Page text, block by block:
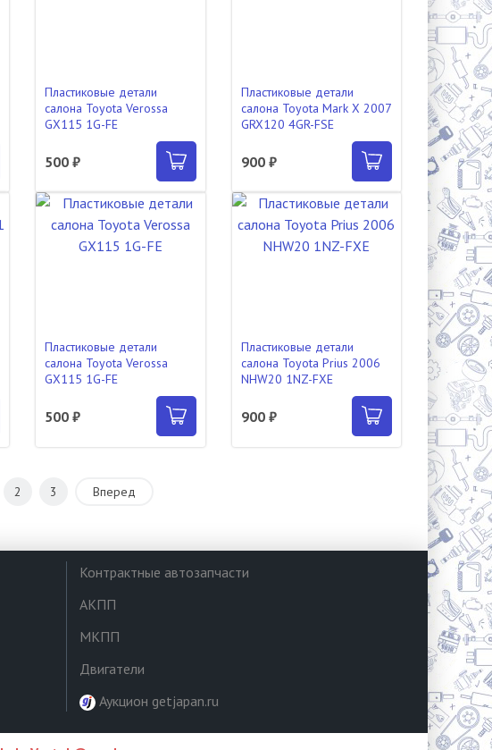
Пластиковые детали
салона Toyota Verossa
GX115 1G-FE
500 ₽
Пластиковые детали
салона Toyota Mark X 2007
GRX120 4GR-FSE
900 ₽
Пластиковые детали
салона Toyota Verossa
GX115 1G-FE
500 ₽
Пластиковые детали
салона Toyota Prius 2006
NHW20 1NZ-FXE
900 ₽
2 3 Вперед
Контрактные автозапчасти
АКПП
МКПП
Двигатели
Аукцион getjapan.ru